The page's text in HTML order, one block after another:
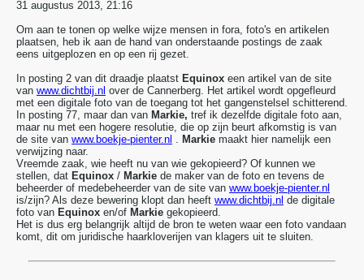
31 augustus 2013, 21:16
Om aan te tonen op welke wijze mensen in fora, foto's en artikelen
plaatsen, heb ik aan de hand van onderstaande postings de zaak
eens uitgeplozen en op een rij gezet.
In posting 2 van dit draadje plaatst Equinox een artikel van de site
van www.dichtbij.nl over de Cannerberg. Het artikel wordt opgefleurd
met een digitale foto van de toegang tot het gangenstelsel schitterend.
In posting 77, maar dan van Markie, tref ik dezelfde digitale foto aan,
maar nu met een hogere resolutie, die op zijn beurt afkomstig is van
de site van www.boekje-pienter.nl . Markie maakt hier namelijk een
verwijzing naar.
Vreemde zaak, wie heeft nu van wie gekopieerd? Of kunnen we
stellen, dat Equinox / Markie de maker van de foto en tevens de
beheerder of medebeheerder van de site van www.boekje-pienter.nl
is/zijn? Als deze bewering klopt dan heeft www.dichtbij.nl de digitale
foto van Equinox en/of Markie gekopieerd.
Het is dus erg belangrijk altijd de bron te weten waar een foto vandaan
komt, dit om juridische haarkloverijen van klagers uit te sluiten.